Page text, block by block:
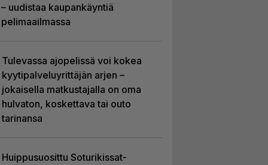
– uudistaa kaupankäyntiä
pelimaailmassa
Tulevassa ajopelissä voi kokea
kyytipalveluyrittäjän arjen –
jokaisella matkustajalla on oma
hulvaton, koskettava tai outo
tarinansa
Huippusuosittu Soturikissat-